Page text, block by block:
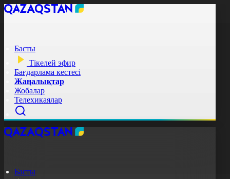
Басты
Тікелей эфир
Бағдарлама кестесі
Жаңалықтар
Жобалар
Телехикаялар
Басты